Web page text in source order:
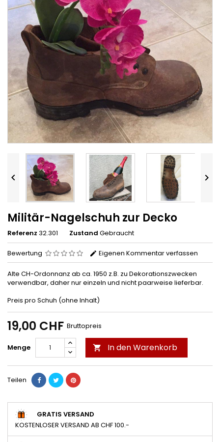
 
Militär-Nagelschuh zur Decko
Referenz 32.301 Zustand Gebraucht
Bewertung Eigenen Kommentar verfassen
Alte CH-Ordonnanz ab ca. 1950 z.B. zu Dekorationszwecken
verwendbar, daher nur einzeln und nicht paarweise lieferbar.
Preis pro Schuh (ohne Inhalt)
19,00 CHF Bruttopreis
Menge  In den Warenkorb
Teilen
GRATIS VERSAND
KOSTENLOSER VERSAND AB CHF 100.-